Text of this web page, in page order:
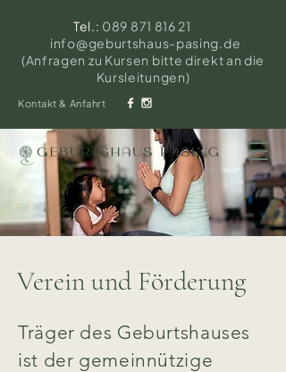
Tel.: 089 871 816 21
info@geburtshaus-pasing.de
(Anfragen zu Kursen bitte direkt an die
Kursleitungen)
Kontakt & Anfahrt
Verein und Förderung
Träger des Geburtshauses
ist der gemeinnützige